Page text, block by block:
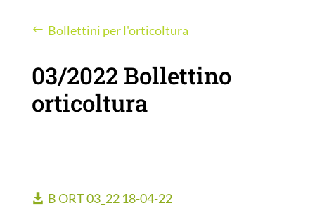
Bollettini per l'orticoltura
03/2022 Bollettino
orticoltura
B ORT 03_22 18-04-22